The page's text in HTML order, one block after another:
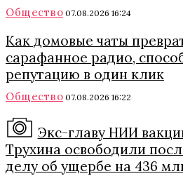
Общество 07.08.2026 16:24
Как домовые чаты
сарафанное радио,
репутацию в один клик
Общество 07.08.2026 16:22
Экс-главу НИИ
Трухина освободили
делу об ущербе на 436